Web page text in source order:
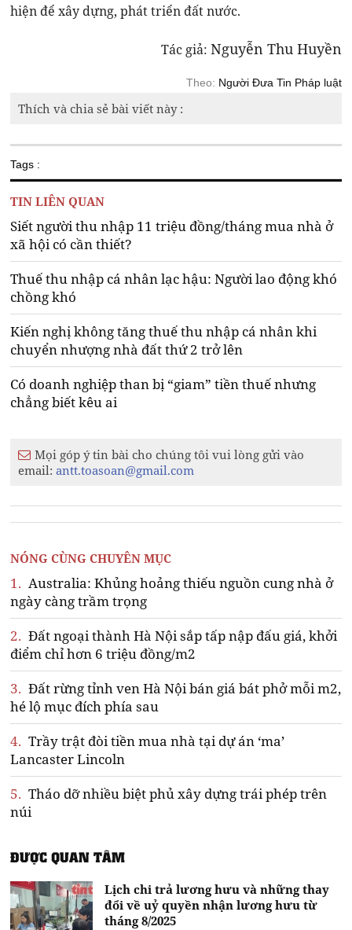
hiện để xây dựng, phát triển đất nước.
Tác giả: Nguyễn Thu Huyền
Theo: Người Đưa Tin Pháp luật
Thích và chia sẻ bài viết này :
Tags :
TIN LIÊN QUAN
Siết người thu nhập 11 triệu đồng/tháng mua nhà ở
xã hội có cần thiết?
Thuế thu nhập cá nhân lạc hậu: Người lao động khó
chồng khó
Kiến nghị không tăng thuế thu nhập cá nhân khi
chuyển nhượng nhà đất thứ 2 trở lên
Có doanh nghiệp than bị “giam” tiền thuế nhưng
chẳng biết kêu ai
Mọi góp ý tin bài cho chúng tôi vui lòng gửi vào
email:antt.toasoan@gmail.com
NÓNG CÙNG CHUYÊN MỤC
1. Australia: Khủng hoảng thiếu nguồn cung nhà ở
ngày càng trầm trọng
2. Đất ngoại thành Hà Nội sắp tấp nập đấu giá, khởi
điểm chỉ hơn 6 triệu đồng/m2
3. Đất rừng tỉnh ven Hà Nội bán giá bát phở mỗi m2,
hé lộ mục đích phía sau
4. Trầy trật đòi tiền mua nhà tại dự án ‘ma’
Lancaster Lincoln
5. Tháo dỡ nhiều biệt phủ xây dựng trái phép trên
núi
ĐƯỢC QUAN TÂM
Lịch chi trả lương hưu và những thay
đổi về uỷ quyền nhận lương hưu từ
tháng 8/2025